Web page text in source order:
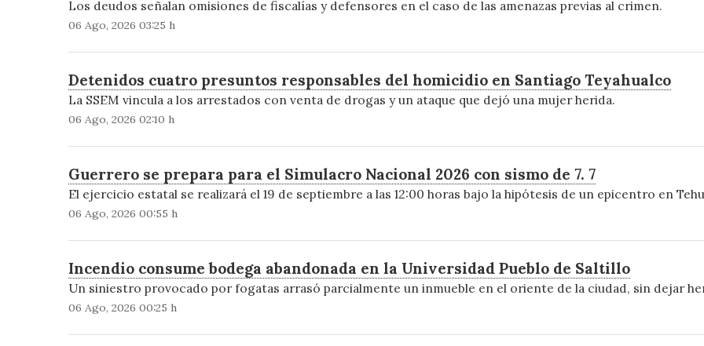
Los deudos señalan omisiones de fiscalías y defensores en el caso de las amenazas previas al crimen.
06 Ago, 2026 03:25 h
Detenidos cuatro presuntos responsables del homicidio en Santiago Teyahualco
La SSEM vincula a los arrestados con venta de drogas y un ataque que dejó una mujer herida.
06 Ago, 2026 02:10 h
Guerrero se prepara para el Simulacro Nacional 2026 con sismo de 7. 7
El ejercicio estatal se realizará el 19 de septiembre a las 12:00 horas bajo la hipótesis de un epicentro en
06 Ago, 2026 00:55 h
Incendio consume bodega abandonada en la Universidad Pueblo de Saltillo
Un siniestro provocado por fogatas arrasó parcialmente un inmueble en el oriente de la ciudad, sin dejar
06 Ago, 2026 00:25 h